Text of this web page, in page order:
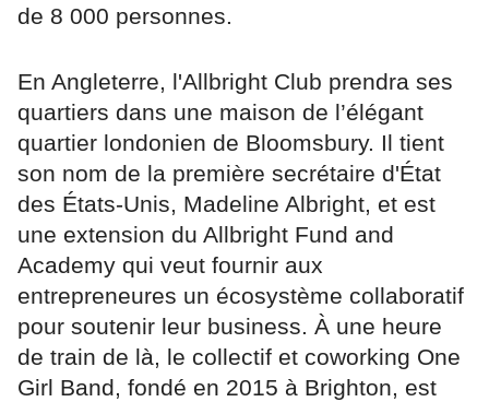
de 8 000 personnes.
En Angleterre, l'Allbright Club prendra ses
quartiers dans une maison de l’élégant
quartier londonien de Bloomsbury. Il tient
son nom de la première secrétaire d'État
des États-Unis, Madeline Albright, et est
une extension du Allbright Fund and
Academy qui veut fournir aux
entrepreneures un écosystème collaboratif
pour soutenir leur business. À une heure
de train de là, le collectif et coworking One
Girl Band, fondé en 2015 à Brighton, est